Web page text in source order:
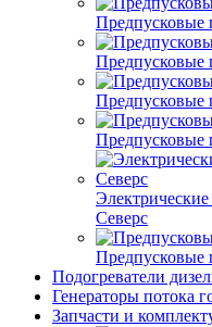
Предпусковые
Предпусковые
Предпусковые
Предпусковые
Северс
Предпусковые
Подогреватели
Генераторы потока
Запчасти и